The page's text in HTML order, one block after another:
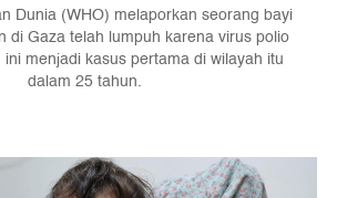
Dunia (WHO) melaporkan seorang bayi
di Gaza telah lumpuh karena virus polio
menjadi kasus pertama di wilayah itu
dalam 25 tahun.